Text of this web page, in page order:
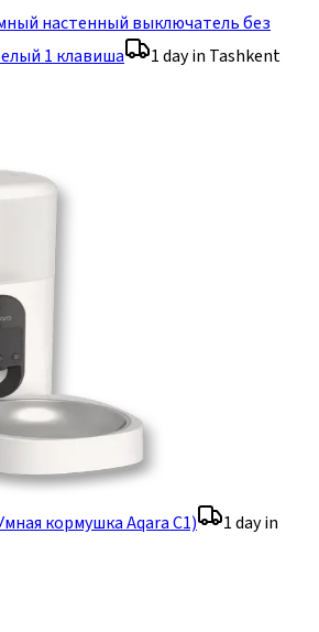
настенный выключатель без
1 клавиша
1 day in Tashkent
кормушка Aqara C1)
1 day in